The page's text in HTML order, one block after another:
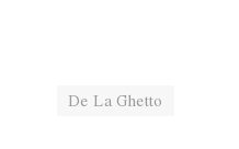
De La Ghetto